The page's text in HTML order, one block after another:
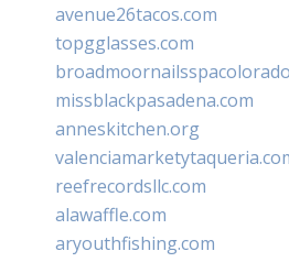
avenue26tacos.com
topgglasses.com
missblackpasadena.com
anneskitchen.org
reefrecordsllc.com
alawaffle.com
aryouthfishing.com